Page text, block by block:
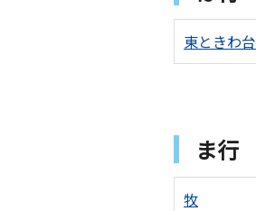
東ときわ台
ま行
牧